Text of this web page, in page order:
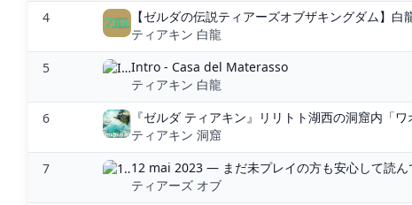
4
【ゼルダの伝説ティアーズオブザキングダム】
ティアキン 白龍
5
Intro - Casa del Materasso
ティアキン 白龍
6
『ゼルダ ティアキン』リリトト湖西の洞窟内「
ティアキン 洞窟
7
12 mai 2023 — まだ未プレイの方も安心して読ん
ティアーズ オブ